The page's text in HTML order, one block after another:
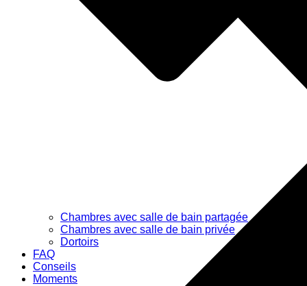
Chambres avec salle de bain partagée
Chambres avec salle de bain privée
Dortoirs
FAQ
Conseils
Moments